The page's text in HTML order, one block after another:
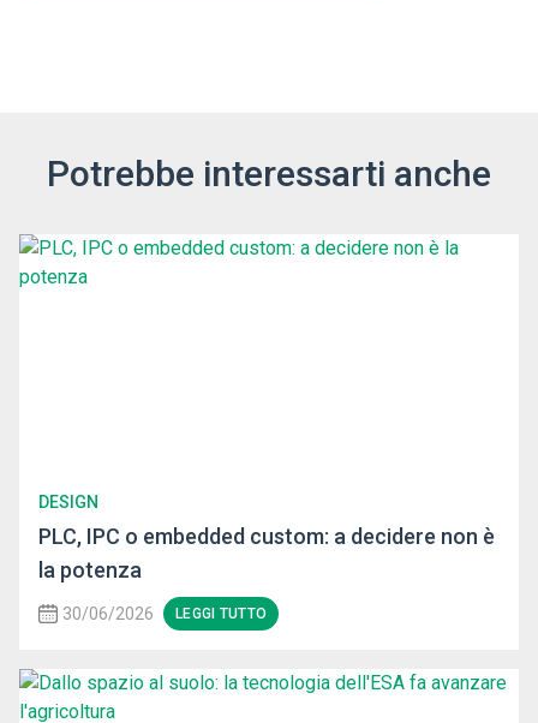
Potrebbe interessarti anche
DESIGN
PLC, IPC o embedded custom: a decidere non è
la potenza
30/06/2026 LEGGI TUTTO